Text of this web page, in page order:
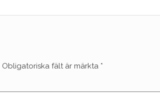
Obligatoriska fält är märkta *